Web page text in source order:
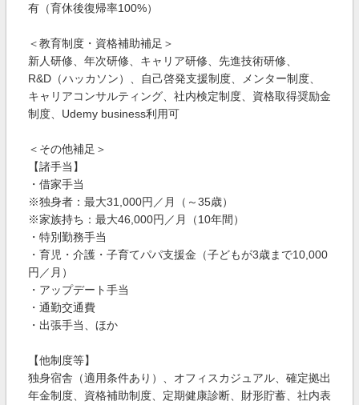
有（育休後復帰率100%）
＜教育制度・資格補助補足＞
新人研修、年次研修、キャリア研修、先進技術研修、
R&D（ハッカソン）、自己啓発支援制度、メンター制度、
キャリアコンサルティング、社内検定制度、資格取得奨励金
制度、Udemy business利用可
＜その他補足＞
【諸手当】
・借家手当
※独身者：最大31,000円／月（～35歳）
※家族持ち：最大46,000円／月（10年間）
・特別勤務手当
・育児・介護・子育てパパ支援金（子どもが3歳まで10,000
円／月）
・アップデート手当
・通勤交通費
・出張手当、ほか
【他制度等】
独身宿舎（適用条件あり）、オフィスカジュアル、確定拠出
年金制度、資格補助制度、定期健康診断、財形貯蓄、社内表